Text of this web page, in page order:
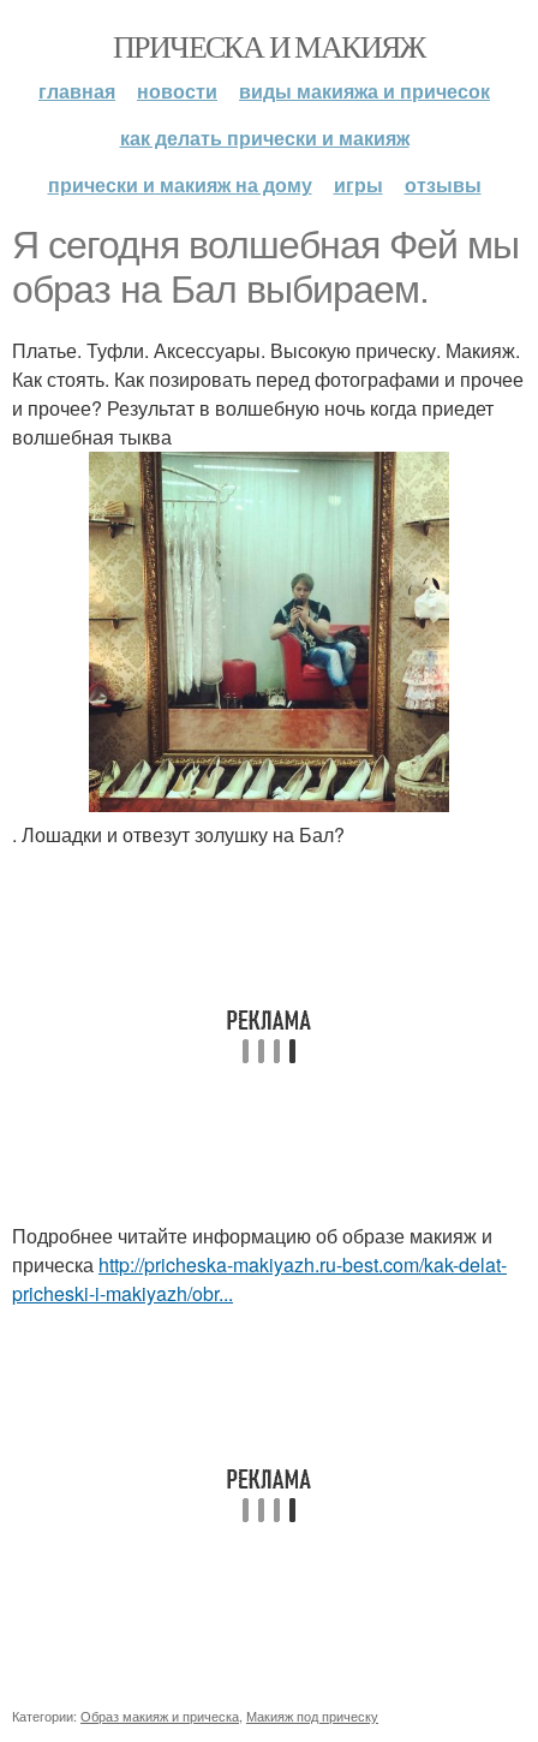
ПРИЧЕСКА И МАКИЯЖ
главная новости
виды макияжа и причесок
как делать прически и макияж
прически и макияж на дому
игры отзывы
Я сегодня волшебная Фей мы
образ на Бал выбираем.
Платье. Туфли. Аксессуары. Высокую прическу. Макияж.
Как стоять. Как позировать перед фотографами и прочее
и прочее? Результат в волшебную ночь когда приедет
волшебная тыква
. Лошадки и отвезут золушку на Бал?
Подробнее читайте информацию об образе макияж и
прическа http://pricheska-makiyazh.ru-best.com/kak-delat-
pricheski-i-makiyazh/obr...
Категории: Образ макияж и прическа Макияж под прическу